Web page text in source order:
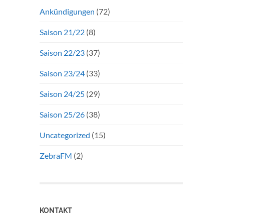
Ankündigungen (72)
Saison 21/22 (8)
Saison 22/23 (37)
Saison 23/24 (33)
Saison 24/25 (29)
Saison 25/26 (38)
Uncategorized (15)
ZebraFM (2)
KONTAKT